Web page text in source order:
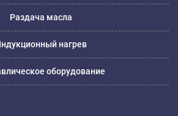
Раздача масла
нагрев
оборудование